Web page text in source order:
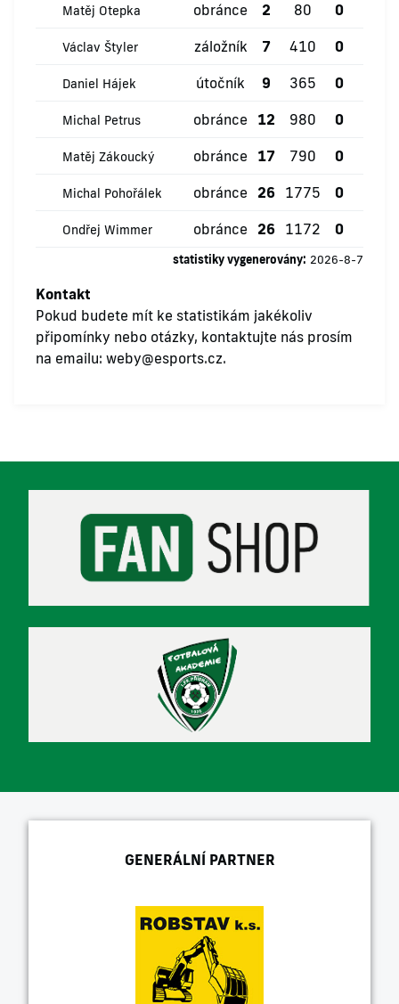
Matěj Otepka obránce 2 80 0
Václav Štyler záložník 7 410 0
Daniel Hájek útočník 9 365 0
Michal Petrus obránce 12 980 0
Matěj Zákoucký obránce 17 790 0
Michal Pohořálek obránce 26 1775 0
Ondřej Wimmer obránce 26 1172 0
statistiky vygenerovány: 2026-8-7
Kontakt
Pokud budete mít ke statistikám jakékoliv
připomínky nebo otázky, kontaktujte nás prosím
na emailu: weby@esports.cz.
GENERÁLNÍ PARTNER